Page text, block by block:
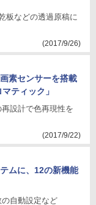
板などの透過原稿に
(2017/9/26)
素センサーを搭載
ティック」
設計で色再現性を
(2017/9/22)
ムに、12の新機能
自動設定など